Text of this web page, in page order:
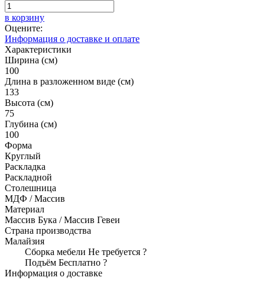
в корзину
Оцените:
Информация о доставке и оплате
Характеристики
Ширина (см)
100
Длина в разложенном виде (см)
133
Высота (см)
75
Глубина (см)
100
Форма
Круглый
Раскладка
Раскладной
Столешница
МДФ / Массив
Материал
Массив Бука / Массив Гевеи
Страна производства
Малайзия
Сборка мебели Не требуется ?
Подъём Бесплатно ?
Информация о доставке